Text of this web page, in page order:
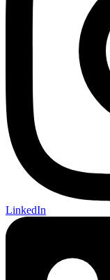
LinkedIn